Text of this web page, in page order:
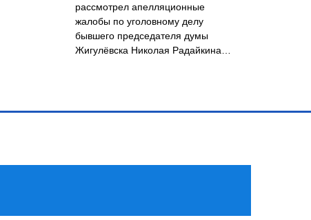
рассмотрел апелляционные
жалобы по уголовному делу
бывшего председателя думы
Жигулёвска Николая Радайкина…